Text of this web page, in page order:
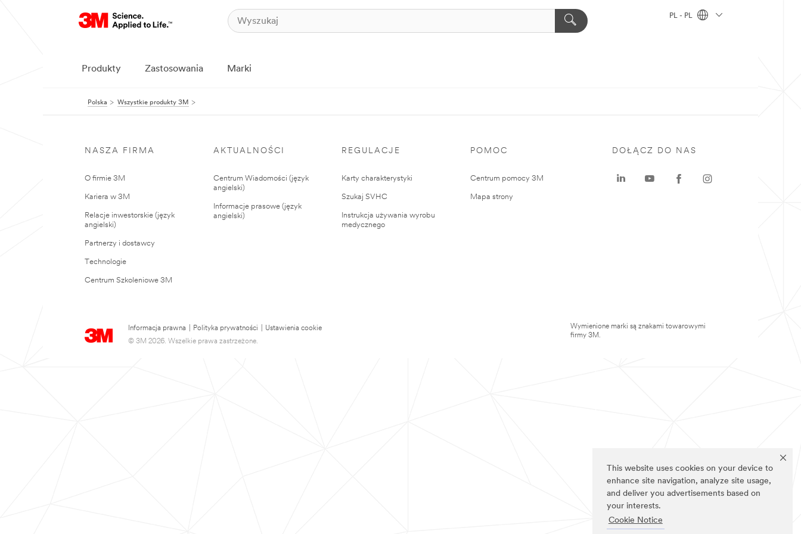
This website uses cookies on your device to
enhance site navigation, analyze site usage,
and deliver you advertisements based on
your interests.
Cookie Notice
PL - PL
Produkty Zastosowania Marki
Polska Wszystkie produkty 3M
NASZA FIRMA
O firmie 3M
Kariera w 3M
Relacje inwestorskie (język
angielski)
Partnerzy i dostawcy
Technologie
Centrum Szkoleniowe 3M
AKTUALNOŚCI
Centrum Wiadomości (język
angielski)
Informacje prasowe (język
angielski)
REGULACJE
Karty charakterystyki
Szukaj SVHC
Instrukcja używania wyrobu
medycznego
POMOC
Centrum pomocy 3M
Mapa strony
Informacja prawna Polityka prywatności
Ustawienia cookie
© 3M 2026. Wszelkie prawa zastrzeżone.
DOŁĄCZ DO NAS
Wymienione marki są znakami towarowymi
firmy 3M.